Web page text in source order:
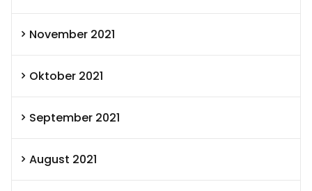
November 2021
Oktober 2021
September 2021
August 2021